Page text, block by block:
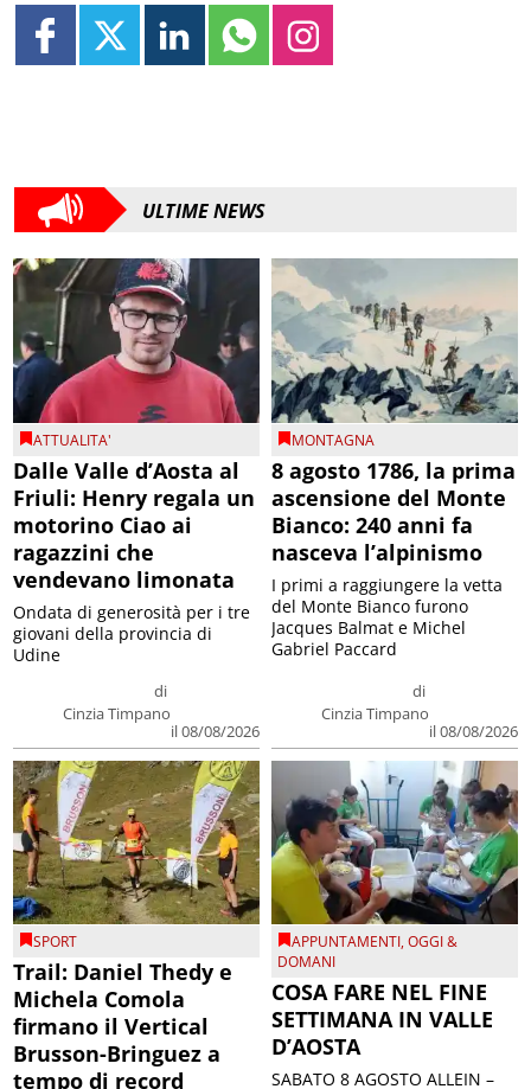
ULTIME NEWS
ATTUALITA'
Dalle Valle d’Aosta al
Friuli: Henry regala un
motorino Ciao ai
ragazzini che
vendevano limonata
di
Cinzia Timpano
il 08/08/2026
Ondata di generosità per i tre
giovani della provincia di
Udine
MONTAGNA
8 agosto 1786, la prima
ascensione del Monte
Bianco: 240 anni fa
nasceva l’alpinismo
di
Cinzia Timpano
il 08/08/2026
I primi a raggiungere la vetta
del Monte Bianco furono
Jacques Balmat e Michel
Gabriel Paccard
SPORT
Trail: Daniel Thedy e
Michela Comola
firmano il Vertical
Brusson-Bringuez a
tempo di record
APPUNTAMENTI,OGGI &
DOMANI
COSA FARE NEL FINE
SETTIMANA IN VALLE
D’AOSTA
SABATO 8 AGOSTO ALLEIN –